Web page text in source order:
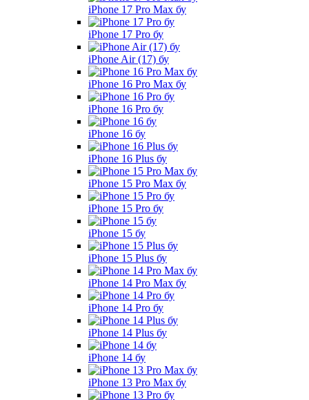
iPhone 17 Pro Max бу
iPhone 17 Pro бу
iPhone Air (17) бу
iPhone 16 Pro Max бу
iPhone 16 Pro бу
iPhone 16 бу
iPhone 16 Plus бу
iPhone 15 Pro Max бу
iPhone 15 Pro бу
iPhone 15 бу
iPhone 15 Plus бу
iPhone 14 Pro Max бу
iPhone 14 Pro бу
iPhone 14 Plus бу
iPhone 14 бу
iPhone 13 Pro Max бу